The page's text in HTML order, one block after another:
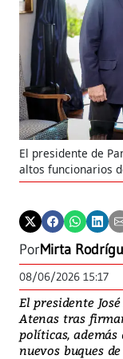
El presidente de
altos funcionarios
PorMirta
08/06/2026 15:17
El presidente
Atenas tras
políticas,
nuevos buques